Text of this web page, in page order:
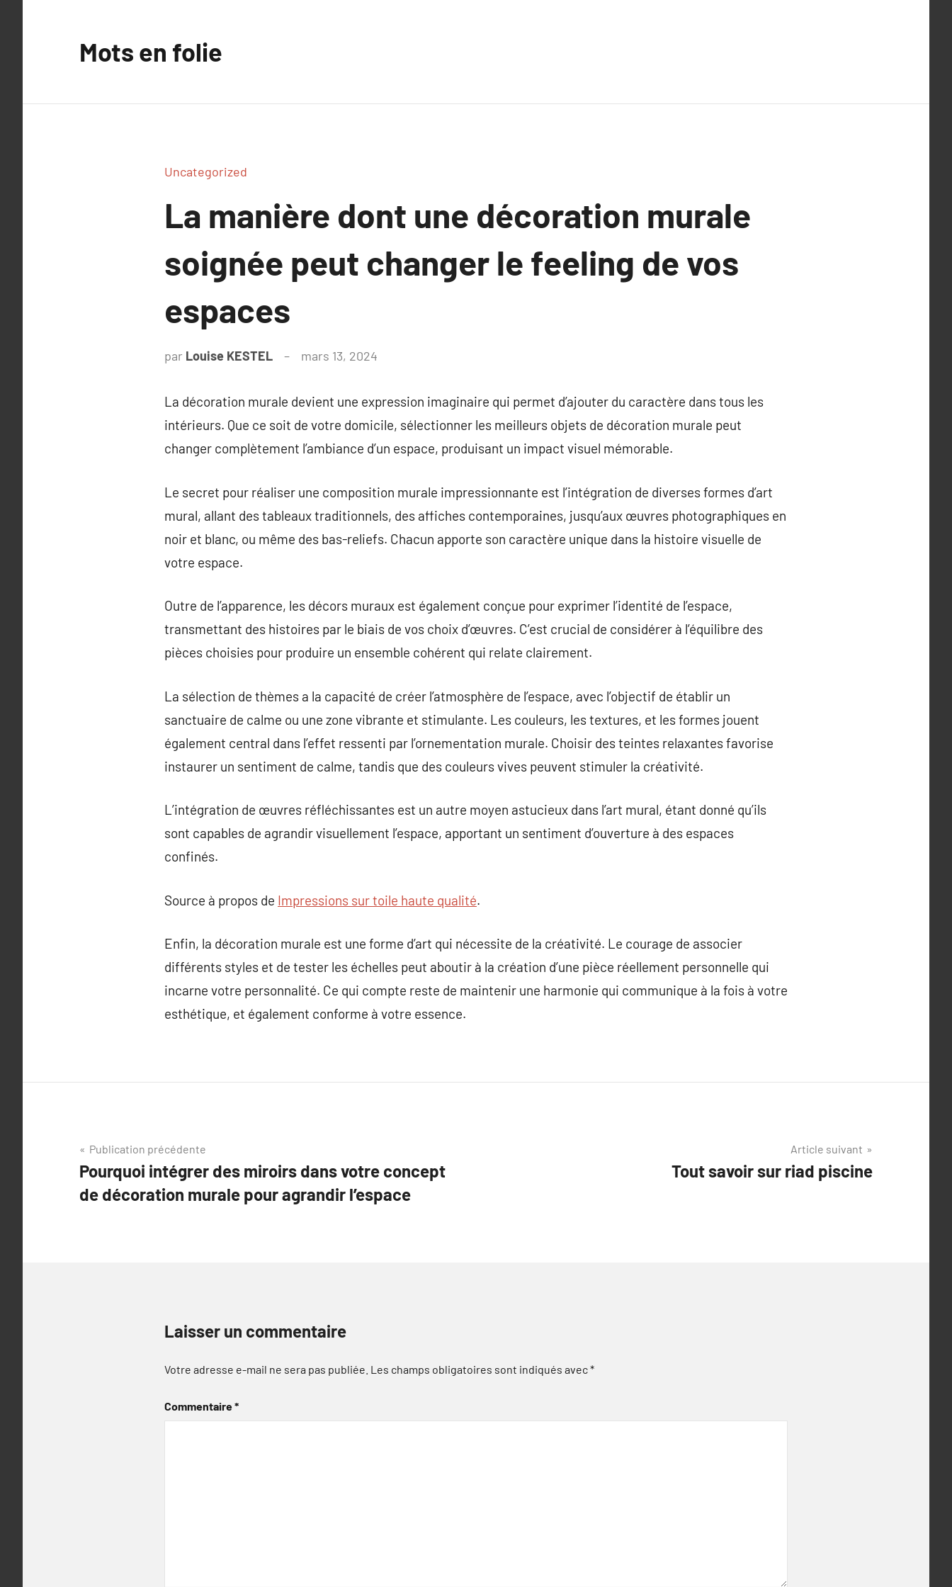
Mots en folie
Uncategorized
La manière dont une décoration murale
soignée peut changer le feeling de vos
espaces
par Louise KESTEL mars 13, 2024
La décoration murale devient une expression imaginaire qui permet d’ajouter du caractère dans tous les
intérieurs. Que ce soit de votre domicile, sélectionner les meilleurs objets de décoration murale peut
changer complètement l’ambiance d’un espace, produisant un impact visuel mémorable.
Le secret pour réaliser une composition murale impressionnante est l’intégration de diverses formes d’art
mural, allant des tableaux traditionnels, des affiches contemporaines, jusqu’aux œuvres photographiques en
noir et blanc, ou même des bas-reliefs. Chacun apporte son caractère unique dans la histoire visuelle de
votre espace.
Outre de l’apparence, les décors muraux est également conçue pour exprimer l’identité de l’espace,
transmettant des histoires par le biais de vos choix d’œuvres. C’est crucial de considérer à l’équilibre des
pièces choisies pour produire un ensemble cohérent qui relate clairement.
La sélection de thèmes a la capacité de créer l’atmosphère de l’espace, avec l’objectif de établir un
sanctuaire de calme ou une zone vibrante et stimulante. Les couleurs, les textures, et les formes jouent
également central dans l’effet ressenti par l’ornementation murale. Choisir des teintes relaxantes favorise
instaurer un sentiment de calme, tandis que des couleurs vives peuvent stimuler la créativité.
L’intégration de œuvres réfléchissantes est un autre moyen astucieux dans l’art mural, étant donné qu’ils
sont capables de agrandir visuellement l’espace, apportant un sentiment d’ouverture à des espaces
confinés.
Source à propos de Impressions sur toile haute qualité.
Enfin, la décoration murale est une forme d’art qui nécessite de la créativité. Le courage de associer
différents styles et de tester les échelles peut aboutir à la création d’une pièce réellement personnelle qui
incarne votre personnalité. Ce qui compte reste de maintenir une harmonie qui communique à la fois à votre
esthétique, et également conforme à votre essence.
Navigation
de
l’article
Publication précédente
Pourquoi intégrer des miroirs dans votre concept
de décoration murale pour agrandir l’espace
Article suivant
Tout savoir sur riad piscine
Laisser un commentaire
Votre adresse e-mail ne sera pas publiée. Les champs obligatoires sont indiqués avec*
Commentaire*